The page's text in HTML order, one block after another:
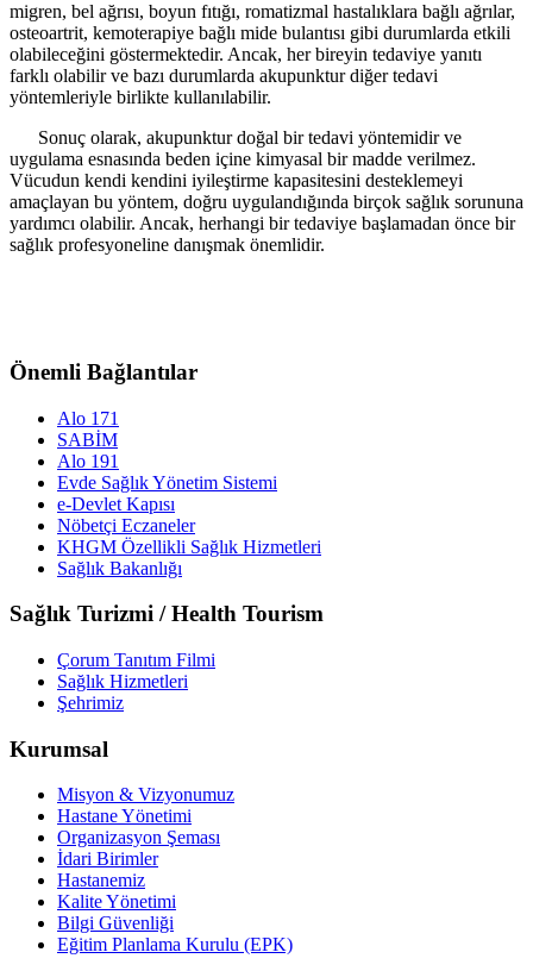
migren, bel ağrısı, boyun fıtığı, romatizmal hastalıklara bağlı ağrılar,
osteoartrit, kemoterapiye bağlı mide bulantısı gibi durumlarda etkili
olabileceğini göstermektedir. Ancak, her bireyin tedaviye yanıtı
farklı olabilir ve bazı durumlarda akupunktur diğer tedavi
yöntemleriyle birlikte kullanılabilir.
Sonuç olarak, akupunktur doğal bir tedavi yöntemidir ve
uygulama esnasında beden içine kimyasal bir madde verilmez.
Vücudun kendi kendini iyileştirme kapasitesini desteklemeyi
amaçlayan bu yöntem, doğru uygulandığında birçok sağlık sorununa
yardımcı olabilir. Ancak, herhangi bir tedaviye başlamadan önce bir
sağlık profesyoneline danışmak önemlidir.
Önemli Bağlantılar
Alo 171
SABİM
Alo 191
Evde Sağlık Yönetim Sistemi
e-Devlet Kapısı
Nöbetçi Eczaneler
KHGM Özellikli Sağlık Hizmetleri
Sağlık Bakanlığı
Sağlık Turizmi / Health Tourism
Çorum Tanıtım Filmi
Sağlık Hizmetleri
Şehrimiz
Kurumsal
Misyon & Vizyonumuz
Hastane Yönetimi
Organizasyon Şeması
İdari Birimler
Hastanemiz
Kalite Yönetimi
Bilgi Güvenliği
Eğitim Planlama Kurulu (EPK)